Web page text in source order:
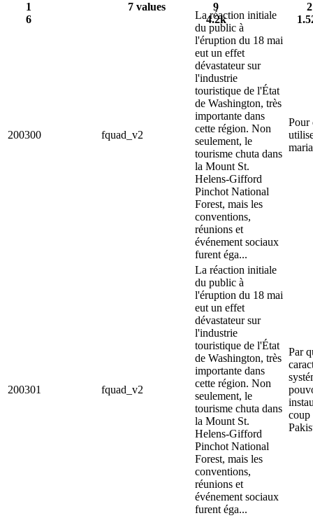
1
6
7 values
9
4.2k
2
200300 fquad_v2
La réaction initiale
du public à
l'éruption du 18 mai
eut un effet
dévastateur sur
l'industrie
touristique de l'État
de Washington, très
importante dans
cette région. Non
seulement, le
tourisme chuta dans
la Mount St.
Helens-Gifford
Pinchot National
Forest, mais les
conventions,
réunions et
événement sociaux
furent éga...
Pour
200301 fquad_v2
La réaction initiale
du public à
l'éruption du 18 mai
eut un effet
dévastateur sur
l'industrie
touristique de l'État
de Washington, très
importante dans
cette région. Non
seulement, le
tourisme chuta dans
la Mount St.
Helens-Gifford
Pinchot National
Forest, mais les
conventions,
réunions et
événement sociaux
furent éga...
Par
coup